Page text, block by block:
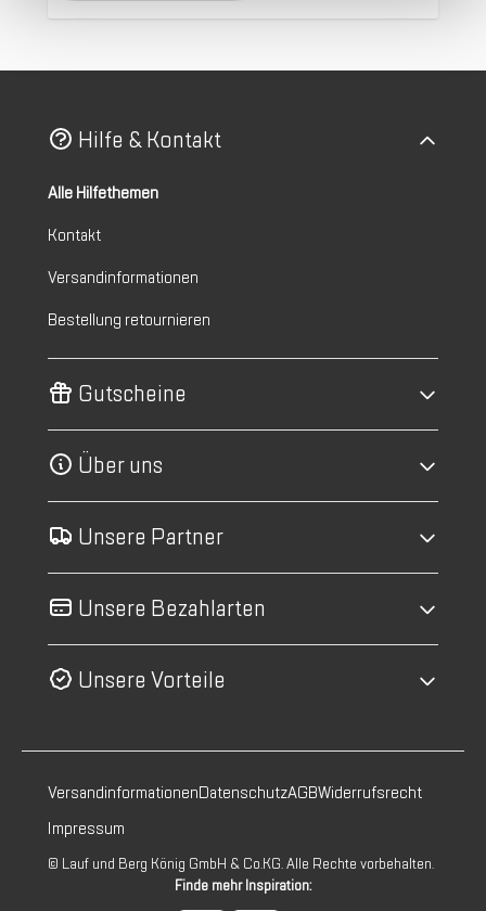
Hilfe & Kontakt
Alle Hilfethemen
Kontakt
Versandinformationen
Bestellung retournieren
Gutscheine
Über uns
Unsere Partner
Unsere Bezahlarten
Unsere Vorteile
VersandinformationenDatenschutzAGBWiderrufsrecht
Impressum
© Lauf und Berg König GmbH & Co.KG. Alle Rechte vorbehalten.
Finde mehr Inspiration: